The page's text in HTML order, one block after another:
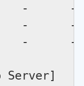
-      -
-      -
-      -
Server]